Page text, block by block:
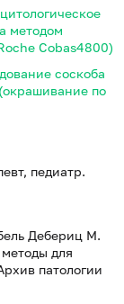
методом
Cobas4800)
соскоба
по
педиатр.
Дебериц М.
для
патологии